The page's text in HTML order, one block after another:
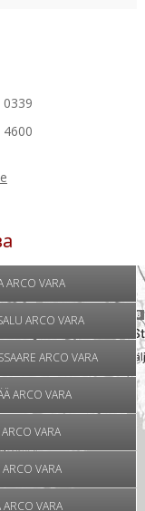
ARCO VARA
ARCO VARA
ARCO VARA
ARCO VARA
VARA
VARA
ARCO VARA